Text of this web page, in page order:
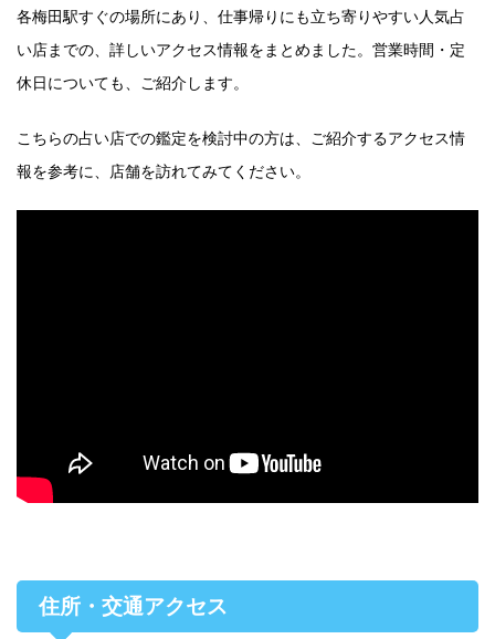
各梅田駅すぐの場所にあり、仕事帰りにも立ち寄りやすい人気占
い店までの、詳しいアクセス情報をまとめました。営業時間・定
休日についても、ご紹介します。
こちらの占い店での鑑定を検討中の方は、ご紹介するアクセス情
報を参考に、店舗を訪れてみてください。
住所・交通アクセス